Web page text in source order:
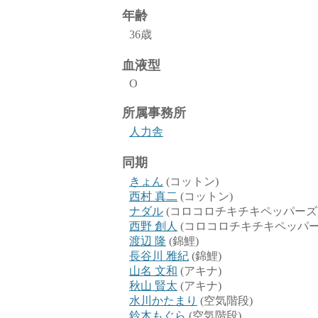
年齢
36歳
血液型
O
所属事務所
人力舎
同期
きょん (コットン)
西村 真二 (コットン)
ナダル (コロコロチキチキペッパー
西野 創人 (コロコロチキチキペッパ
渡辺 隆 (錦鯉)
長谷川 雅紀 (錦鯉)
山名 文和 (アキナ)
秋山 賢太 (アキナ)
水川かたまり (空気階段)
鈴木もぐら (空気階段)